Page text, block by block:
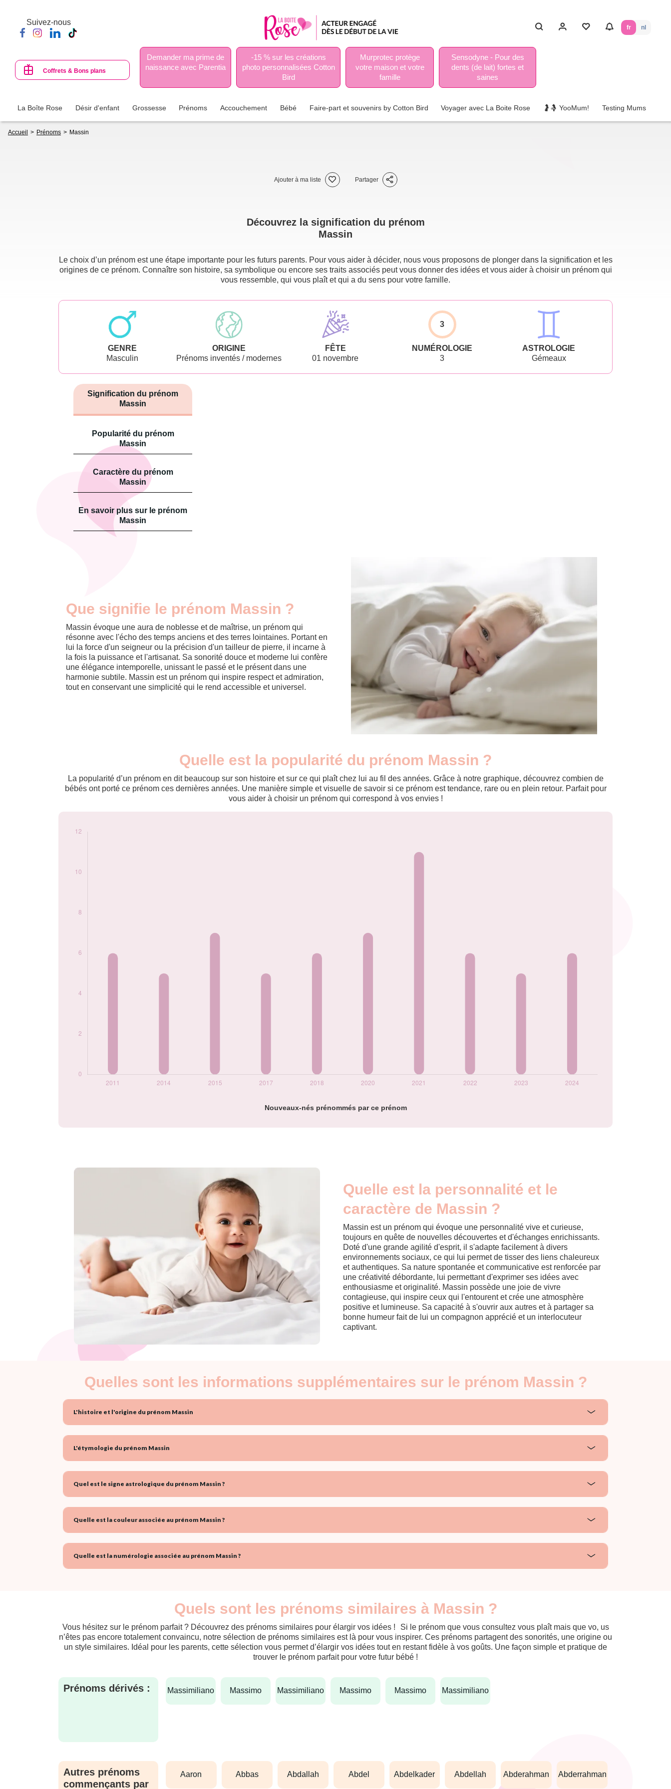
contenu
principal
Suivez-nous
fr nl
Coffrets & Bons plans
Demander ma prime de
naissance avec Parentia
-15 % sur les créations
photo personnalisées Cotton
Bird
Murprotec protège
votre maison et votre
famille
Sensodyne - Pour des
dents (de lait) fortes et
saines
La Boîte Rose Désir d'enfant Grossesse Prénoms Accouchement Bébé Faire-part et souvenirs by Cotton Bird Voyager avec La Boite Rose 🤰🤱 YooMum! Testing Mums
d'Ariane
Accueil Prénoms Massin
Ajouter à ma liste Partager
Découvrez la signification du prénom
Massin
Le choix d’un prénom est une étape importante pour les futurs parents. Pour vous aider à décider, nous vous proposons de plonger dans la signification et les
origines de ce prénom. Connaître son histoire, sa symbolique ou encore ses traits associés peut vous donner des idées et vous aider à choisir un prénom qui
vous ressemble, qui vous plaît et qui a du sens pour votre famille.
GENRE
Masculin
ORIGINE
Prénoms inventés / modernes
FÊTE
01 novembre
3
NUMÉROLOGIE
3
ASTROLOGIE
Gémeaux
Signification du prénom
Massin
Popularité du prénom
Massin
Caractère du prénom
Massin
En savoir plus sur le prénom
Massin
Que signifie le prénom Massin ?
Massin évoque une aura de noblesse et de maîtrise, un prénom qui
résonne avec l'écho des temps anciens et des terres lointaines. Portant en
lui la force d'un seigneur ou la précision d'un tailleur de pierre, il incarne à
la fois la puissance et l'artisanat. Sa sonorité douce et moderne lui confère
une élégance intemporelle, unissant le passé et le présent dans une
harmonie subtile. Massin est un prénom qui inspire respect et admiration,
tout en conservant une simplicité qui le rend accessible et universel.
Quelle est la popularité du prénom Massin ?
La popularité d’un prénom en dit beaucoup sur son histoire et sur ce qui plaît chez lui au fil des années. Grâce à notre graphique, découvrez combien de
bébés ont porté ce prénom ces dernières années. Une manière simple et visuelle de savoir si ce prénom est tendance, rare ou en plein retour. Parfait pour
vous aider à choisir un prénom qui correspond à vos envies !
Nouveaux-nés prénommés par ce prénom
année
2011
6
2014
5
2020
7
2024
Quelle est la personnalité et le
caractère de Massin ?
Massin est un prénom qui évoque une personnalité vive et curieuse,
toujours en quête de nouvelles découvertes et d'échanges enrichissants.
Doté d'une grande agilité d'esprit, il s'adapte facilement à divers
environnements sociaux, ce qui lui permet de tisser des liens chaleureux
et authentiques. Sa nature spontanée et communicative est renforcée par
une créativité débordante, lui permettant d'exprimer ses idées avec
enthousiasme et originalité. Massin possède une joie de vivre
contagieuse, qui inspire ceux qui l'entourent et crée une atmosphère
positive et lumineuse. Sa capacité à s'ouvrir aux autres et à partager sa
bonne humeur fait de lui un compagnon apprécié et un interlocuteur
captivant.
Quelles sont les informations supplémentaires sur le prénom Massin ?
L'histoire et l'origine du prénom Massin
L'étymologie du prénom Massin
Quel est le signe astrologique du prénom Massin ?
Quelle est la couleur associée au prénom Massin ?
Quelle est la numérologie associée au prénom Massin ?
Quels sont les prénoms similaires à Massin ?
Vous hésitez sur le prénom parfait ? Découvrez des prénoms similaires pour élargir vos idées ! Si le prénom que vous consultez vous plaît mais que vo, us
n’êtes pas encore totalement convaincu, notre sélection de prénoms similaires est là pour vous inspirer. Ces prénoms partagent des sonorités, une origine ou
un style similaires. Idéal pour les parents, cette sélection vous permet d’élargir vos idées tout en restant fidèle à vos goûts. Une façon simple et pratique de
trouver le prénom parfait pour votre futur bébé !
Prénoms dérivés : massimiliano massimo massimiliano massimo massimo massimiliano
Autres prénoms
commençants par
aaron abbas abdallah abdel abdelkader abdellah abderahman abderrahman